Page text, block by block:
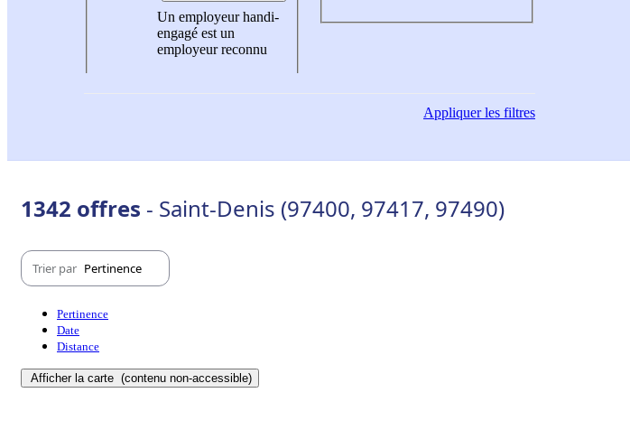
Un employeur handi-
engagé est un
employeur reconnu
Appliquerles filtres
1342 offres - Saint-Denis (97400, 97417, 97490)
Trier par Pertinence
Pertinence
Date
Distance
Afficher la carte (contenu non-accessible)